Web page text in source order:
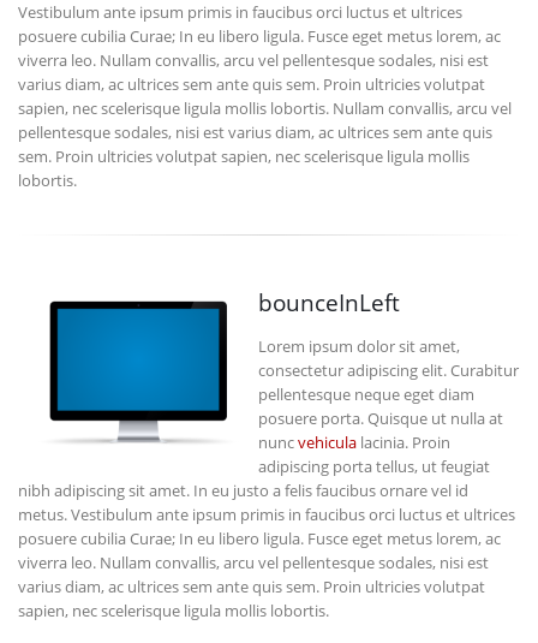
Vestibulum ante ipsum primis in faucibus orci luctus et ultrices
posuere cubilia Curae; In eu libero ligula. Fusce eget metus lorem, ac
viverra leo. Nullam convallis, arcu vel pellentesque sodales, nisi est
varius diam, ac ultrices sem ante quis sem. Proin ultricies volutpat
sapien, nec scelerisque ligula mollis lobortis. Nullam convallis, arcu vel
pellentesque sodales, nisi est varius diam, ac ultrices sem ante quis
sem. Proin ultricies volutpat sapien, nec scelerisque ligula mollis
lobortis.
bounceInLeft
Lorem ipsum dolor sit amet,
consectetur adipiscing elit. Curabitur
pellentesque neque eget diam
posuere porta. Quisque ut nulla at
nuncvehicula lacinia. Proin
adipiscing porta tellus, ut feugiat
nibh adipiscing sit amet. In eu justo a felis faucibus ornare vel id
metus. Vestibulum ante ipsum primis in faucibus orci luctus et ultrices
posuere cubilia Curae; In eu libero ligula. Fusce eget metus lorem, ac
viverra leo. Nullam convallis, arcu vel pellentesque sodales, nisi est
varius diam, ac ultrices sem ante quis sem. Proin ultricies volutpat
sapien, nec scelerisque ligula mollis lobortis.